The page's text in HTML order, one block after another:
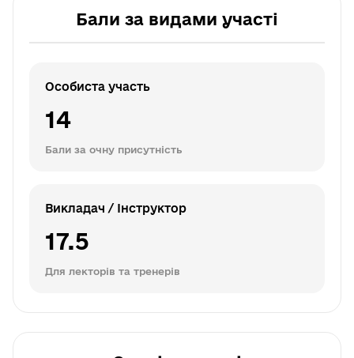
Бали за видами участі
Особиста участь
14
Бали за очну присутність
Викладач / Інструктор
17.5
Для лекторів та тренерів